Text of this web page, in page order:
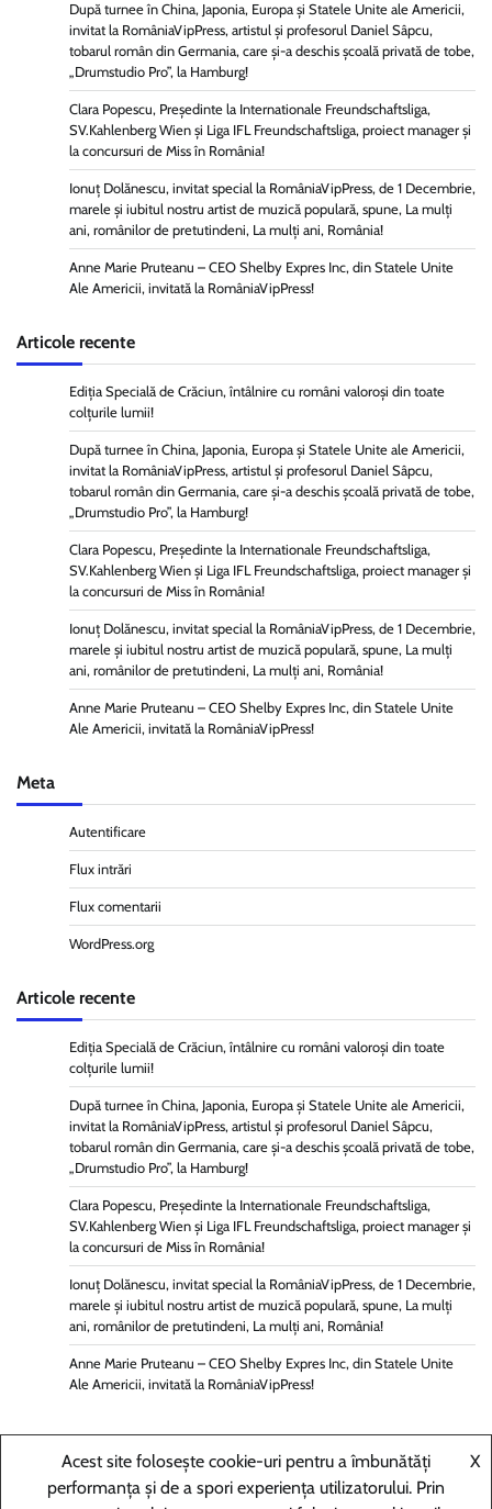
După turnee în China, Japonia, Europa și Statele Unite ale Americii,
invitat la RomâniaVipPress, artistul și profesorul Daniel Sâpcu,
tobarul român din Germania, care și-a deschis școală privată de tobe,
„Drumstudio Pro”, la Hamburg!
Clara Popescu, Președinte la Internationale Freundschaftsliga,
SV.Kahlenberg Wien şi Liga IFL Freundschaftsliga, proiect manager și
la concursuri de Miss în România!
Ionuț Dolănescu, invitat special la RomâniaVipPress, de 1 Decembrie,
marele și iubitul nostru artist de muzică populară, spune, La mulți
ani, românilor de pretutindeni, La mulți ani, România!
Anne Marie Pruteanu – CEO Shelby Expres Inc, din Statele Unite
Ale Americii, invitată la RomâniaVipPress!
Articole recente
Ediția Specială de Crăciun, întâlnire cu români valoroși din toate
colțurile lumii!
După turnee în China, Japonia, Europa și Statele Unite ale Americii,
invitat la RomâniaVipPress, artistul și profesorul Daniel Sâpcu,
tobarul român din Germania, care și-a deschis școală privată de tobe,
„Drumstudio Pro”, la Hamburg!
Clara Popescu, Președinte la Internationale Freundschaftsliga,
SV.Kahlenberg Wien şi Liga IFL Freundschaftsliga, proiect manager și
la concursuri de Miss în România!
Ionuț Dolănescu, invitat special la RomâniaVipPress, de 1 Decembrie,
marele și iubitul nostru artist de muzică populară, spune, La mulți
ani, românilor de pretutindeni, La mulți ani, România!
Anne Marie Pruteanu – CEO Shelby Expres Inc, din Statele Unite
Ale Americii, invitată la RomâniaVipPress!
Meta
Autentificare
Flux intrări
Flux comentarii
WordPress.org
Articole recente
Ediția Specială de Crăciun, întâlnire cu români valoroși din toate
colțurile lumii!
După turnee în China, Japonia, Europa și Statele Unite ale Americii,
invitat la RomâniaVipPress, artistul și profesorul Daniel Sâpcu,
tobarul român din Germania, care și-a deschis școală privată de tobe,
„Drumstudio Pro”, la Hamburg!
Clara Popescu, Președinte la Internationale Freundschaftsliga,
SV.Kahlenberg Wien şi Liga IFL Freundschaftsliga, proiect manager și
la concursuri de Miss în România!
Ionuț Dolănescu, invitat special la RomâniaVipPress, de 1 Decembrie,
marele și iubitul nostru artist de muzică populară, spune, La mulți
ani, românilor de pretutindeni, La mulți ani, România!
Anne Marie Pruteanu – CEO Shelby Expres Inc, din Statele Unite
Ale Americii, invitată la RomâniaVipPress!
Acest site folosește cookie-uri pentru a îmbunătăți
performanța și de a spori experiența utilizatorului. Prin
X